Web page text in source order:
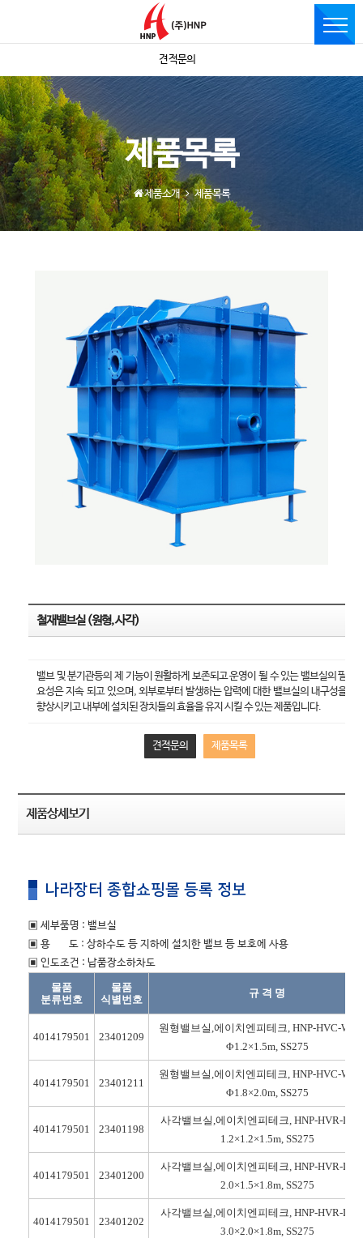
견적문의
제품목록
제품소개 제품목록
철재밸브실 (원형, 사각)
밸브 및 분기관등의 제 기능이 원활하게 보존되고 운영이 될 수 있는 밸브실의 필
요성은 지속 되고 있으며, 외부로부터 발생하는 압력에 대한 밸브실의 내구성을
향상시키고 내부에 설치된 장치들의 효율을 유지 시킬 수 있는 제품입니다.
견적문의 제품목록
제품상세보기
나라장터 종합쇼핑몰 등록 정보
▣ 세부품명 : 밸브실
▣ 용 도 : 상하수도 등 지하에 설치한 밸브 등 보호에 사용
▣ 인도조건 : 납품장소하차도
물품
분류번호
물품
식별번호
규 격 명
4014179501 23401209
원형밸브실,에이치엔피테크, HNP-HVC-
Φ1.2×1.5m, SS275
4014179501 23401211
원형밸브실,에이치엔피테크, HNP-HVC-
Φ1.8×2.0m, SS275
4014179501 23401198
사각밸브실,에이치엔피테크, HNP-HVR-
1.2×1.2×1.5m, SS275
4014179501 23401200
사각밸브실,에이치엔피테크, HNP-HVR-
2.0×1.5×1.8m, SS275
4014179501 23401202
사각밸브실,에이치엔피테크, HNP-HVR-
3.0×2.0×1.8m, SS275